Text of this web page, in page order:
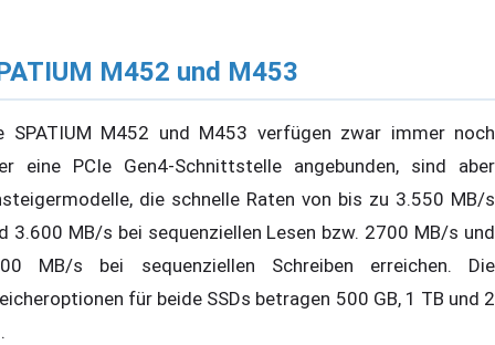
M452 und M453
SPATIUM M452 und M453 verfügen zwar immer noch
eine PCIe Gen4-Schnittstelle angebunden, sind aber
die schnelle Raten von bis zu 3.550 MB/s
3.600 MB/s bei sequenziellen Lesen bzw. 2700 MB/s und
MB/s bei sequenziellen Schreiben erreichen. Die
für beide SSDs betragen 500 GB, 1 TB und 2